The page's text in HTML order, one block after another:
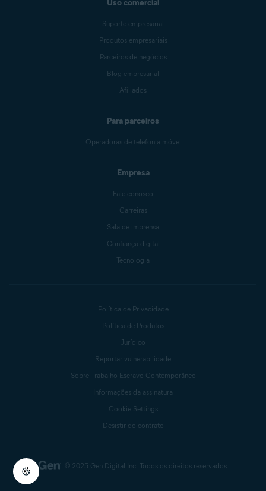
Uso comercial
Suporte empresarial
Produtos empresariais
Parceiros de negócios
Blog empresarial
Afiliados
Para parceiros
Operadoras de telefonia móvel
Empresa
Fale conosco
Carreiras
Sala de imprensa
Confiança digital
Tecnologia
© 2025 Gen Digital Inc. Todos os direitos reservados.
Política de Privacidade
Política de Produtos
Jurídico
Reportar vulnerabilidade
Sobre Trabalho Escravo Contemporâneo
Informações da assinatura
Cookie Settings
Desistir do contrato